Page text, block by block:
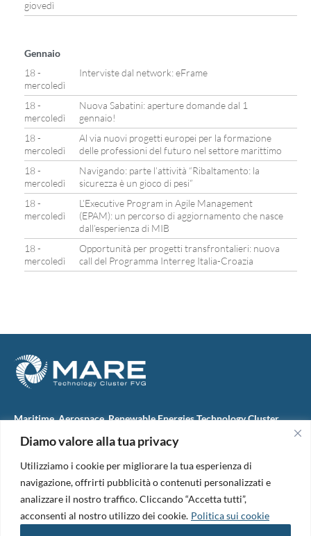
Diamo valore alla tua privacy
Utilizziamo i cookie per migliorare la tua esperienza di
navigazione, offrirti pubblicità o contenuti personalizzati e
analizzare il nostro traffico. Cliccando “Accetta tutti”,
acconsenti al nostro utilizzo dei cookie. Politica sui cookie
giovedì
Gennaio
18 -
mercoledì
Interviste dal network: eFrame
18 -
mercoledì
Nuova Sabatini: aperture domande dal 1
gennaio!
18 -
mercoledì
Al via nuovi progetti europei per la formazione
delle professioni del futuro nel settore marittimo
18 -
mercoledì
Navigando: parte l’attività “Ribaltamento: la
sicurezza è un gioco di pesi”
18 -
mercoledì
L’Executive Program in Agile Management
(EPAM): un percorso di aggiornamento che nasce
dall’esperienza di MIB
18 -
mercoledì
Opportunità per progetti transfrontalieri: nuova
call del Programma Interreg Italia-Croazia
Maritime, Aerospace, Renewable Energies Technology Cluster
M.A.R.E. TC FVG S.c.ar.l.
34074 Monfalcone (Italy)
tel. +39 0481 723440
Codice Fiscale e Partita Iva: 01138620313
PEC:marefvg@legalmail.it
Codice univoco per i pagamenti: M5UXCR1